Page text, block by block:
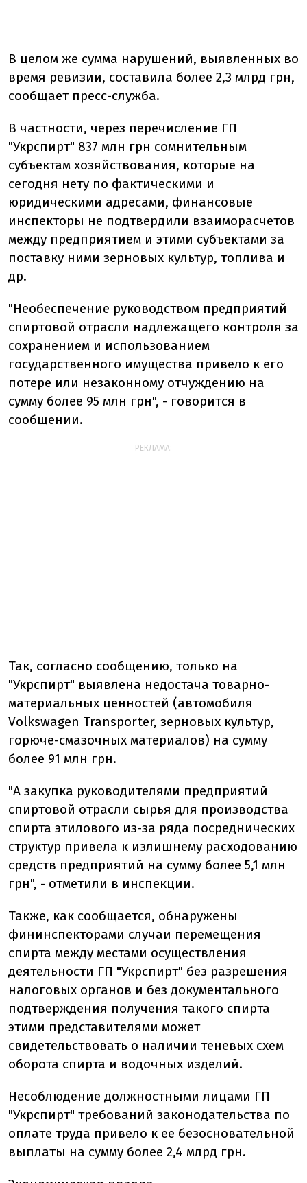
В целом же сумма нарушений, выявленных во
время ревизии, составила более 2,3 млрд грн,
сообщает пресс-служба.
В частности, через перечисление ГП
"Укрспирт" 837 млн грн сомнительным
субъектам хозяйствования, которые на
сегодня нету по фактическими и
юридическими адресами, финансовые
инспекторы не подтвердили взаиморасчетов
между предприятием и этими субъектами за
поставку ними зерновых культур, топлива и
др.
"Необеспечение руководством предприятий
спиртовой отрасли надлежащего контроля за
сохранением и использованием
государственного имущества привело к его
потере или незаконному отчуждению на
сумму более 95 млн грн", - говорится в
сообщении.
РЕКЛАМА:
Так, согласно сообщению, только на
"Укрспирт" выявлена недостача товарно-
материальных ценностей (автомобиля
Volkswagen Transporter, зерновых культур,
горюче-смазочных материалов) на сумму
более 91 млн грн.
"А закупка руководителями предприятий
спиртовой отрасли сырья для производства
спирта этилового из-за ряда посреднических
структур привела к излишнему расходованию
средств предприятий на сумму более 5,1 млн
грн", - отметили в инспекции.
Также, как сообщается, обнаружены
фининспекторами случаи перемещения
спирта между местами осуществления
деятельности ГП "Укрспирт" без разрешения
налоговых органов и без документального
подтверждения получения такого спирта
этими представителями может
свидетельствовать о наличии теневых схем
оборота спирта и водочных изделий.
Несоблюдение должностными лицами ГП
"Укрспирт" требований законодательства по
оплате труда привело к ее безосновательной
выплаты на сумму более 2,4 млрд грн.